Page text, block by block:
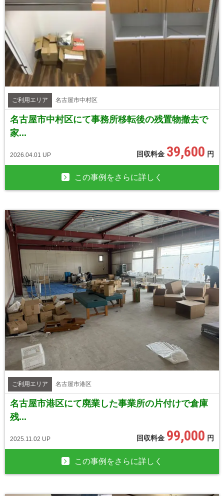
ご利用エリア 名古屋市中村区
名古屋市中村区にて事務所移転後の残置物撤去で
家...
2026.04.01 UP 回収料金 39,600 円
この事例をさらに詳しく
ご利用エリア 名古屋市港区
名古屋市港区にて廃業した事業所の片付けで倉庫
残...
2025.11.02 UP 回収料金 99,000 円
この事例をさらに詳しく